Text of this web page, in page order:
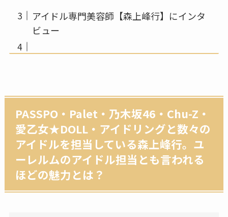
アイドル専門美容師【森上峰行】にインタ
ビュー
PASSPO・Palet・乃木坂46・Chu-Z・
愛乙女★DOLL・アイドリングと数々の
アイドルを担当している森上峰行。ユ
ーレルムのアイドル担当とも言われる
ほどの魅力とは？